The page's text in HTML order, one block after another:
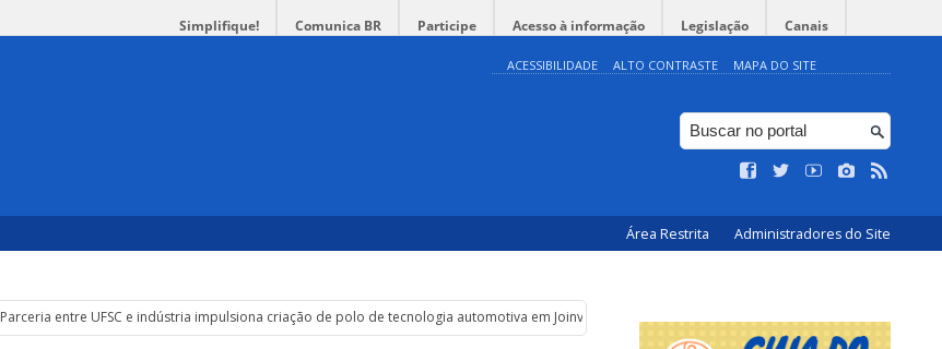
Simplifique! Comunica BR Participe Acesso à informação Legislação Canais
ACESSIBILIDADE ALTO CONTRASTE MAPA DO SITE
Área Restrita Administradores do Site
Parceria entre UFSC e indústria impulsiona criação de polo de tecnologia automotiva em Joinville